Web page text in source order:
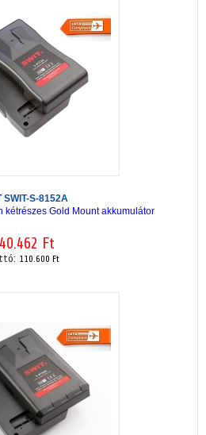
SWIT-S-8152A
kétrészes Gold Mount akkumulátor
Ft
110.600 Ft